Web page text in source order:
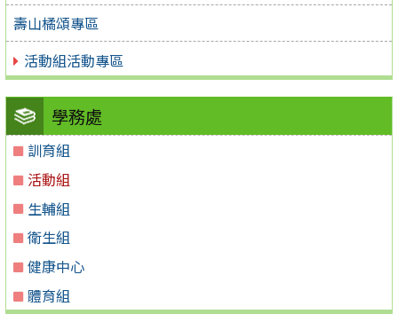
壽山橘頌專區
活動組活動專區
學務處
訓育組
活動組
生輔組
衛生組
健康中心
體育組